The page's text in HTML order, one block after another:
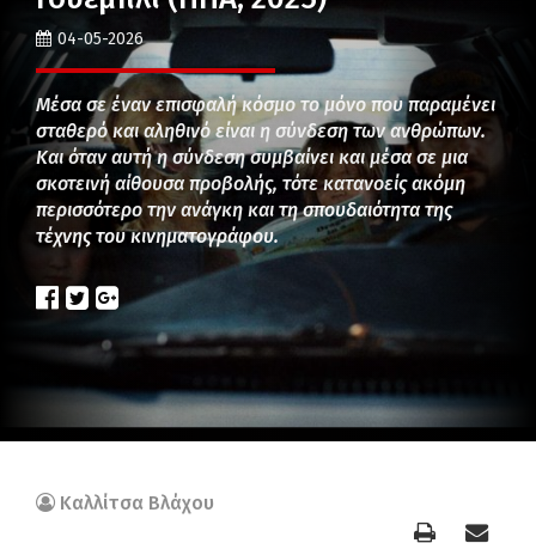
04-05-2026
Μέσα σε έναν επισφαλή κόσμο το μόνο που παραμένει
σταθερό και αληθινό είναι η σύνδεση των ανθρώπων.
Και όταν αυτή η σύνδεση συμβαίνει και μέσα σε μια
σκοτεινή αίθουσα προβολής, τότε κατανοείς ακόμη
περισσότερο την ανάγκη και τη σπουδαιότητα της
τέχνης του κινηματογράφου.
Καλλίτσα Βλάχου